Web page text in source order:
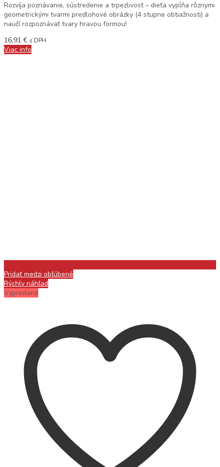
Rozvíja poznávanie, sústredenie a trpezlivosť – dieťa vypĺňa rôznymi
geometrickými tvarmi predlohové obrázky (4 stupne obtiažnosti) a
naučí rozpoznávať tvary hravou formou!
16,91 € s DPH
Viac info
Pridať medzi obľúbené
Rýchly náhľad
Vypredané